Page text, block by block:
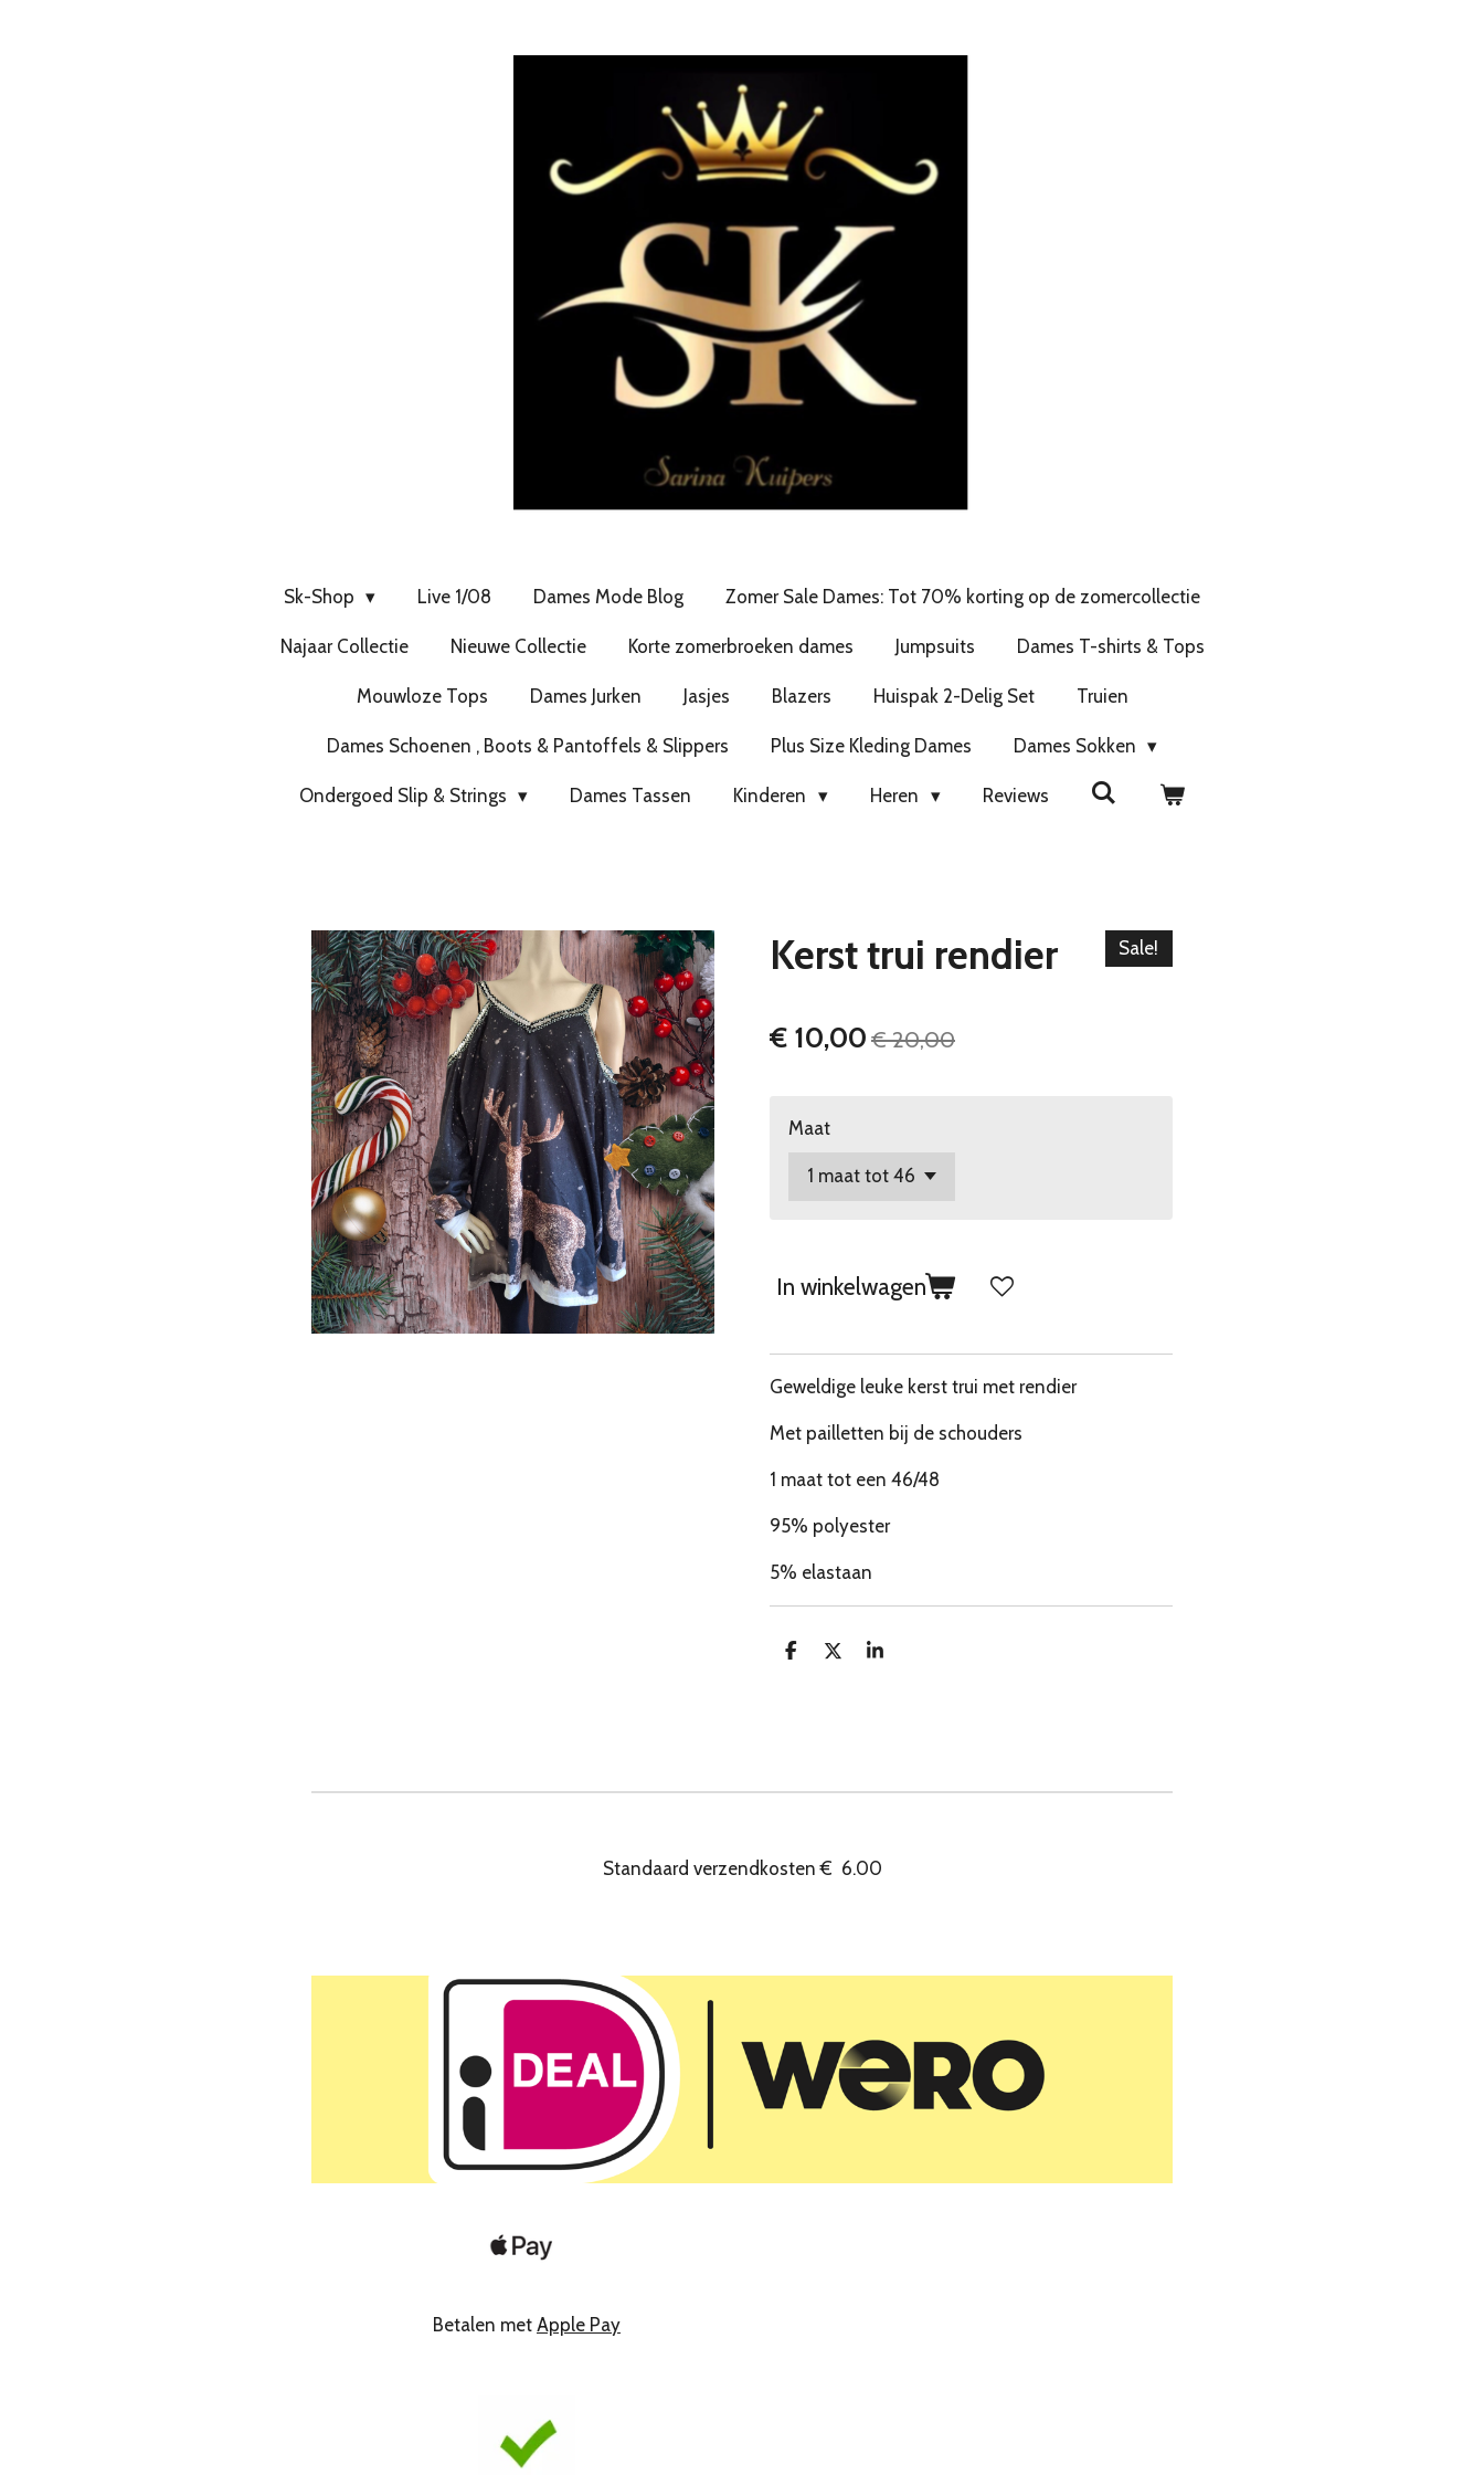
Sk-Shop Live 1/08 Dames Mode Blog Zomer Sale Dames: Tot 70% korting op de zomercollectie
Najaar Collectie Nieuwe Collectie Korte zomerbroeken dames Jumpsuits Dames T-shirts & Tops
Mouwloze Tops Dames Jurken Jasjes Blazers Huispak 2-Delig Set Truien
Dames Schoenen , Boots & Pantoffels & Slippers Plus Size Kleding Dames Dames Sokken
Ondergoed Slip & Strings Dames Tassen Kinderen Heren Reviews
Kerst trui rendier Sale!
€ 10,00 € 20,00
Maat
In winkelwagen
Geweldige leuke kerst trui met rendier
Met pailletten bij de schouders
1 maat tot een 46/48
95% polyester
5% elastaan
D
D
S
Standaard verzendkosten€ 6.00
Betalen met Apple Pay